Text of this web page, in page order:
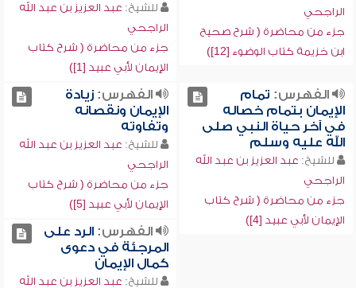
الراجحي
جزء من محاضرة ( شرح صحيح
ابن خزيمة كتاب الوضوء [12])
للشيخ: عبد العزيز بن عبد الله
الراجحي
جزء من محاضرة ( شرح كتاب
الإيمان لأبي عبيد [1])
الفهرس: تمام
الإيمان بتمام خصاله
في آخر حياة النبي صلى
الله عليه وسلم
للشيخ: عبد العزيز بن عبد الله
الراجحي
جزء من محاضرة ( شرح كتاب
الإيمان لأبي عبيد [4])
الفهرس:زيادة
الإيمان ونقصانه
وتفاوته
للشيخ: عبد العزيز بن عبد الله
الراجحي
جزء من محاضرة ( شرح كتاب
الإيمان لأبي عبيد [5])
الفهرس:الرد على
المرجئة في دعوى
كمال الإيمان
للشيخ: عبد العزيز بن عبد الله